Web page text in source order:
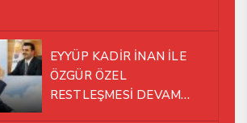
EYYÜP KADİR İNAN İLE
ÖZGÜR ÖZEL
RESTLEŞMESİ DEVAM